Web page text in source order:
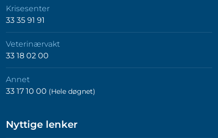
Krisesenter
33 35 91 91
Veterinærvakt
33 18 02 00
Annet
33 17 10 00 (Hele døgnet)
Nyttige lenker